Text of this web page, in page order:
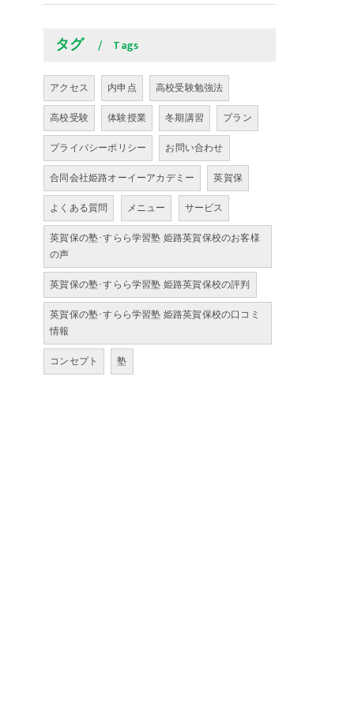
タグ Tags
アクセス 内申点
高校受験勉強法
高校受験
体験授業 冬期講習
プラン
プライバシーポリシー
お問い合わせ
合同会社姫路オーイーアカデミー
英賀保
よくある質問
メニュー
サービス
英賀保の塾･すらら学習塾 姫路英賀保校のお客様
の声
英賀保の塾･すらら学習塾 姫路英賀保校の評判
英賀保の塾･すらら学習塾 姫路英賀保校の口コミ
情報
コンセプト
塾